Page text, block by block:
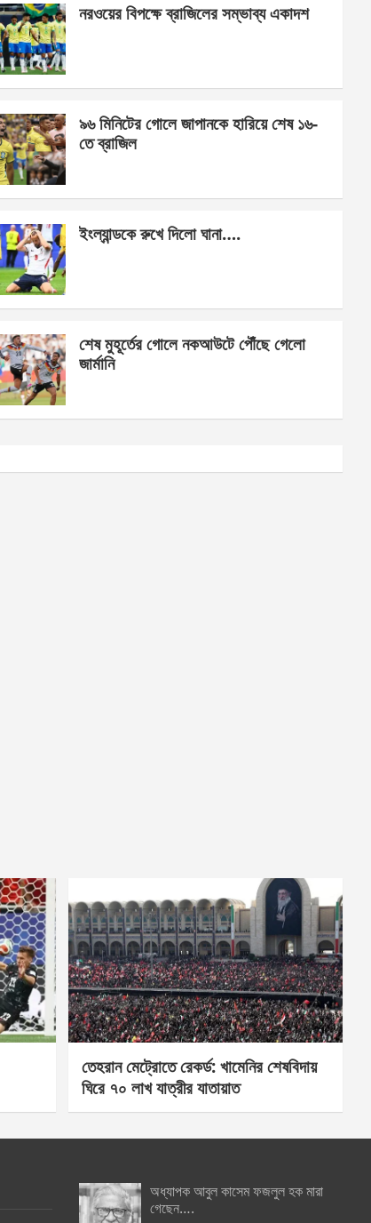
b
o
o
k
n
g
er
s
e
নরওয়ের বিপক্ষে ব্রাজিলের সম্ভাব্য একাদশ
৯৬ মিনিটের গোলে জাপানকে হারিয়ে শেষ ১৬-
তে ব্রাজিল
ইংল্যান্ডকে রুখে দিলো ঘানা….
শেষ মুহূর্তের গোলে নকআউটে পৌঁছে গেলো
জার্মানি
তেহরান মেট্রোতে রেকর্ড: খামেনির শেষবিদায়
ঘিরে ৭০ লাখ যাত্রীর যাতায়াত
অধ্যাপক আবুল কাসেম ফজলুল হক মারা
গেছেন….